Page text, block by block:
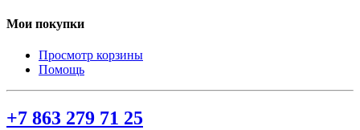
Мои покупки
Просмотр корзины
Помощь
+7 863 279 71 25